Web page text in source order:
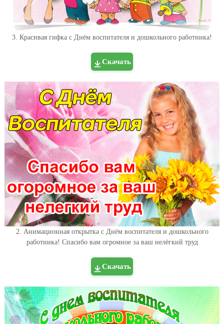
3. Красивая гифка с Днём воспитателя и дошкольного работника!
Скачать
2. Анимационная открытка с Днём воспитателя и дошкольного
работника! Спасибо вам огромное за ваш нелёгкий труд
Скачать